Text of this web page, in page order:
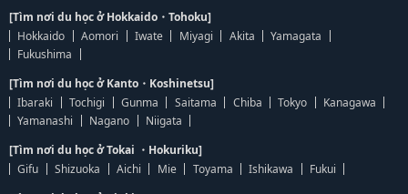
[Tìm nơi du học ở Hokkaido・Tohoku]
Hokkaido
Aomori Iwate Miyagi Akita
Yamagata
Fukushima
[Tìm nơi du học ở Kanto・Koshinetsu]
Ibaraki
Tochigi Gunma Saitama Chiba Tokyo
Kanagawa
Yamanashi
Nagano
Niigata
[Tìm nơi du học ở Tokai ・Hokuriku]
Gifu
Shizuoka Aichi Mie Toyama Ishikawa
Fukui